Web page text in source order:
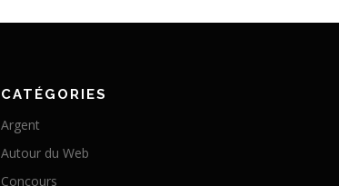
CATÉGORIES
Argent
Autour du Web
Concours